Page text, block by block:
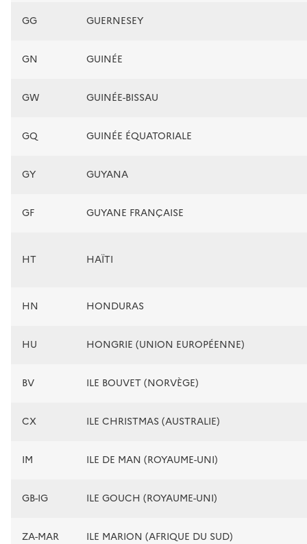
GG GUERNESEY
GN GUINÉE
GW GUINÉE-BISSAU
GQ GUINÉE ÉQUATORIALE
GY GUYANA
GF GUYANE FRANÇAISE
HT HAÏTI
HN HONDURAS
HU HONGRIE (UNION EUROPÉENNE)
BV ILE BOUVET (NORVÈGE)
CX ILE CHRISTMAS (AUSTRALIE)
IM ILE DE MAN (ROYAUME-UNI)
GB-IG ILE GOUCH (ROYAUME-UNI)
ZA-MAR ILE MARION (AFRIQUE DU SUD)